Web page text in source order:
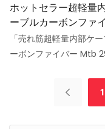
ホットセラー超軽量
ーブルカーボンファ
Mtb 29 自転車スポ
レーム
「売れ筋超軽量内部ケ
ーボンファイバー Mtb
ケーブルルーティングで
1